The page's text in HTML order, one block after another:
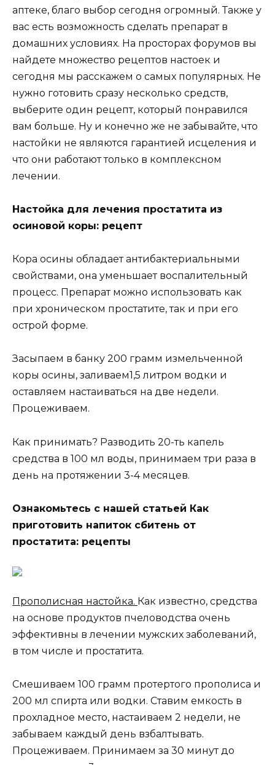
аптеке, благо выбор сегодня огромный. Также у
вас есть возможность сделать препарат в
домашних условиях. На просторах форумов вы
найдете множество рецептов настоек и
сегодня мы расскажем о самых популярных. Не
нужно готовить сразу несколько средств,
выберите один рецепт, который понравился
вам больше. Ну и конечно же не забывайте, что
настойки не являются гарантией исцеления и
что они работают только в комплексном
лечении.
Настойка для лечения простатита из
осиновой коры: рецепт
Кора осины обладает антибактериальными
свойствами, она уменьшает воспалительный
процесс. Препарат можно использовать как
при хроническом простатите, так и при его
острой форме.
Засыпаем в банку 200 грамм измельченной
коры осины, заливаем1,5 литром водки и
оставляем настаиваться на две недели.
Процеживаем.
Как принимать? Разводить 20-ть капель
средства в 100 мл воды, принимаем три раза в
день на протяжении 3-4 месяцев.
Ознакомьтесь с нашей статьей Как
приготовить напиток сбитень от
простатита: рецепты
Прополисная настойка. Как известно, средства
на основе продуктов пчеловодства очень
эффективны в лечении мужских заболеваний,
в том числе и простатита.
Смешиваем 100 грамм протертого прополиса и
200 мл спирта или водки. Ставим емкость в
прохладное место, настаиваем 2 недели, не
забываем каждый день взбалтывать.
Процеживаем. Принимаем за 30 минут до